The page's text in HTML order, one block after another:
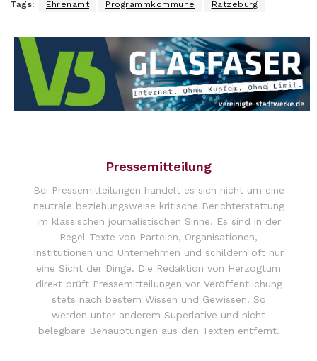
Tags: Ehrenamt Programmkommune Ratzeburg
Pressemitteilung
Bei Pressemitteilungen handelt es sich nicht um eine
neutrale beziehungsweise kritische Berichterstattung
im klassischen journalistischen Sinne. Es sind in der
Regel Texte von Parteien, Organisationen,
Institutionen und Unternehmen und schildern oft nur
eine Sicht der Dinge. Die Redaktion von Herzogtum
direkt prüft Pressemitteilungen vor Veröffentlichung
stets nach bestem Wissen und Gewissen. So
werden unter anderem Superlative und nicht
belegbare Behauptungen aus den Texten entfernt.